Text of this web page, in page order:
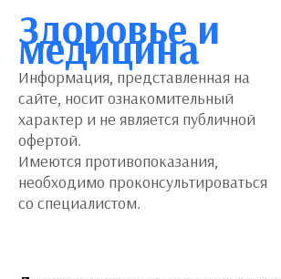
Здоровье и
медицина
Информация, представленная на
сайте, носит ознакомительный
характер и не является публичной
офертой.
Имеются противопоказания,
необходимо проконсультироваться
со специалистом.